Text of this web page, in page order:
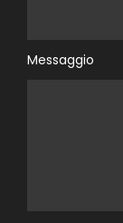
Messaggio